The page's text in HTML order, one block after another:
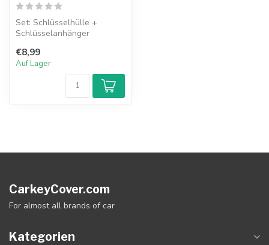
Set: Schlüsselhülle +
Schlüsselanhänger
€8,99
Auf Lager
CarkeyCover.com
For almost all brands of car
Kategorien